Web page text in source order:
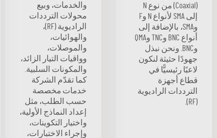
(Coaxial) من نوع N
إلى SMA لأنواع N وF
وSMA، بالإضافة إلى
أنواع BNC وTNC وQMA
وBNC. ونحن نبذل
جهودًا حثيثة لنكون
لاعبًا رئيسيًّا في
قطاع أجهزة
الترددات الراديوية
(RF).
والخدمات، وبيع
محولات الترددات
الراديوية (RF)،
والهوائيات،
والموصلات،
وواقيات التيار الزائد،
والمكونات السلبية.
كما تقدّم الشركة
خدمات مخصصة
حسب الطلب، مثل
إعداد النماذج الأولية،
واختيار التكوينات،
وإجراء الاختبارات،